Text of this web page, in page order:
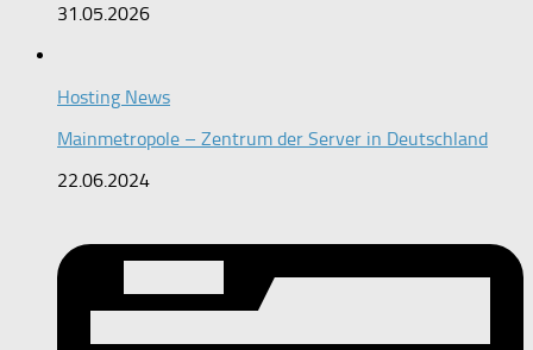
31.05.2026
Hosting News
Mainmetropole – Zentrum der Server in Deutschland
22.06.2024